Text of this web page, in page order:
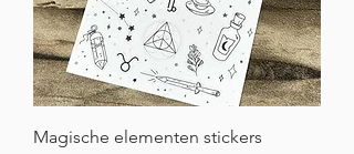
Magische elementen stickers